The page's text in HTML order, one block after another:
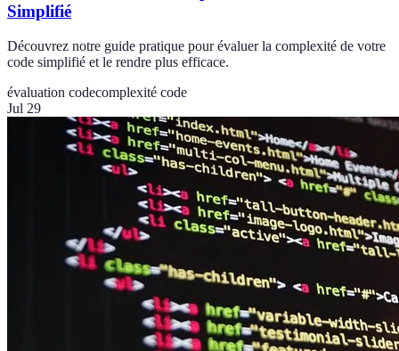
Simplifié
Découvrez notre guide pratique pour évaluer la complexité de votre
code simplifié et le rendre plus efficace.
évaluation codecomplexité code
Jul 29